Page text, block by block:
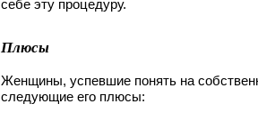
себе эту процедуру.
Плюсы
Женщины, успевшие понять на
следующие его плюсы: